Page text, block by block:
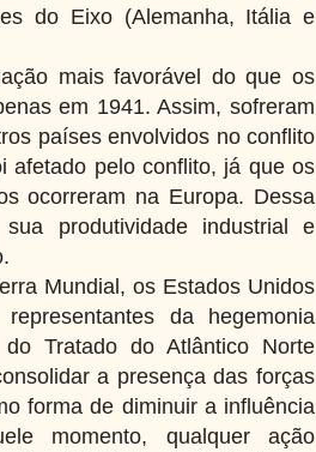
do Eixo (Alemanha, Itália e
mais favorável do que os
em 1941. Assim, sofreram
países envolvidos no conflito
afetado pelo conflito, já que os
ocorreram na Europa. Dessa
produtividade industrial e
Mundial, os Estados Unidos
da hegemonia
Tratado do Atlântico Norte
a presença das forças
forma de diminuir a influência
momento, qualquer ação